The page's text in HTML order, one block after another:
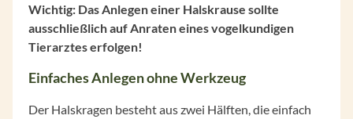
Wichtig: Das Anlegen einer Halskrause sollte
ausschließlich auf Anraten eines vogelkundigen
Tierarztes erfolgen!
Einfaches Anlegen ohne Werkzeug
Der Halskragen besteht aus zwei Hälften, die einfach